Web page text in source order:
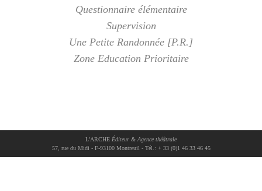
Questionnaire élémentaire
Supervision
Une Petite Randonnée [P.R.]
Zone Education Prioritaire
L’ARCHE Éditeur & Agence théâtrale
57, rue du Midi - F-93100 Montreuil - Tél.: + 33 (0)1 46 33 46 45